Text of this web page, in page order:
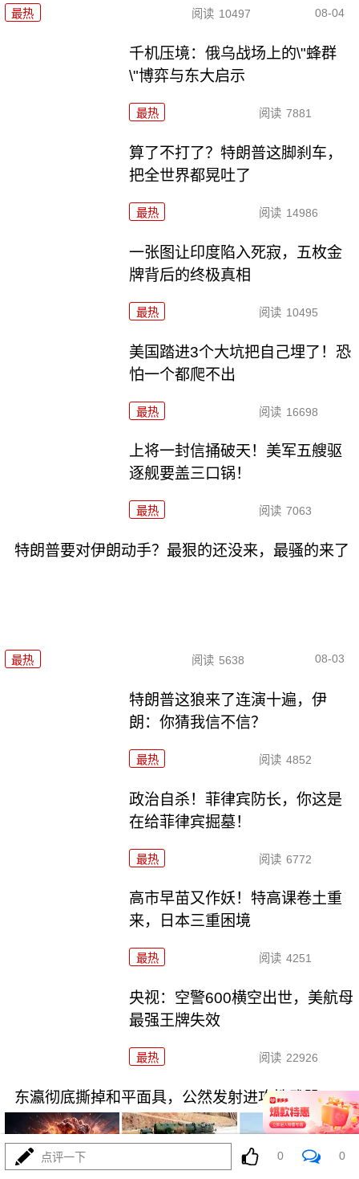
最热 阅读 10497 08-04
千机压境：俄乌战场上的\"蜂群
\"博弈与东大启示
最热 阅读 7881
算了不打了？特朗普这脚刹车，
把全世界都晃吐了
最热 阅读 14986
一张图让印度陷入死寂，五枚金
牌背后的终极真相
最热 阅读 10495
美国踏进3个大坑把自己埋了！恐
怕一个都爬不出
最热 阅读 16698
上将一封信捅破天！美军五艘驱
逐舰要盖三口锅！
最热 阅读 7063
特朗普要对伊朗动手？最狠的还没来，最骚的来了
最热 阅读 5638 08-03
特朗普这狼来了连演十遍，伊
朗：你猜我信不信？
最热 阅读 4852
政治自杀！菲律宾防长，你这是
在给菲律宾掘墓！
最热 阅读 6772
高市早苗又作妖！特高课卷土重
来，日本三重困境
最热 阅读 4251
央视：空警600横空出世，美航母
最强王牌失效
最热 阅读 22926
东瀛彻底撕掉和平面具，公然发射进攻性武器！
点评一下 0 0